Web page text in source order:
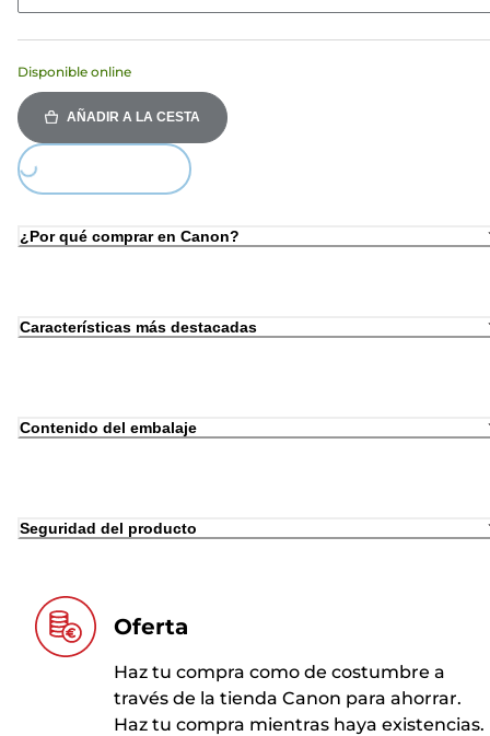
Disponible online
AÑADIR A LA CESTA
¿Por qué comprar en Canon?
Características más destacadas
Contenido del embalaje
Seguridad del producto
Oferta
Haz tu compra como de costumbre a
través de la tienda Canon para ahorrar.
Haz tu compra mientras haya existencias.